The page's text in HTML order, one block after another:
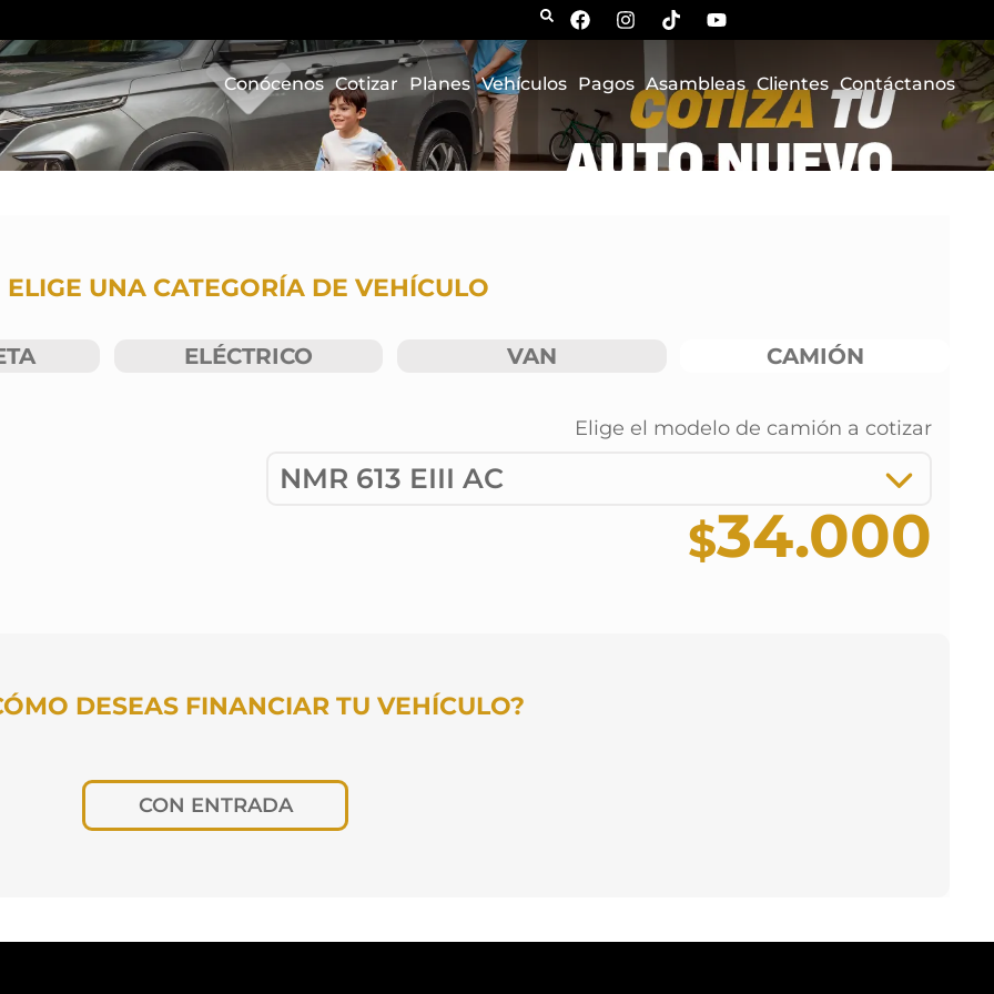
Conócenos Cotizar Planes Vehículos Pagos Asambleas Clientes Contáctanos
ELIGE UNA CATEGORÍA DE VEHÍCULO
ELÉCTRICO VAN CAMIÓN
Elige el modelo de camión a cotizar
NMR 613 EIII AC
34.000
DESEAS FINANCIAR TU VEHÍCULO?
CON ENTRADA
Cuota fija mensual